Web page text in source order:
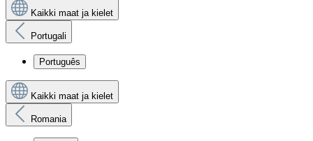
Kaikki maat ja kielet
Portugali
Português
Kaikki maat ja kielet
Romania